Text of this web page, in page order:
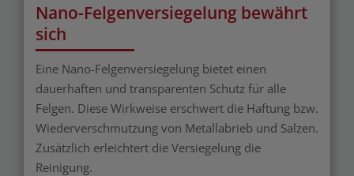
Nano-Felgenversiegelung bewährt
sich
Eine Nano-Felgenversiegelung bietet einen
dauerhaften und transparenten Schutz für alle
Felgen. Diese Wirkweise erschwert die Haftung bzw.
Wiederverschmutzung von Metallabrieb und Salzen.
Zusätzlich erleichtert die Versiegelung die
Reinigung.